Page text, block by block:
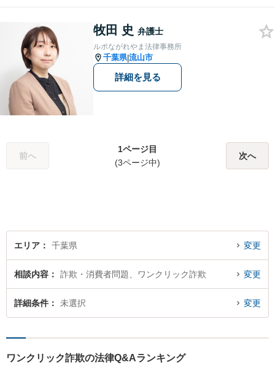
と連携し、税務・登記もワン
ストップで対応可」【休日・
夜間相談可】
牧田 史 弁護士
ルポながれやま法律事務所
千葉県|流山市
詳細を見る
前へ
1ページ目
(3ページ中)
次へ
エリア 千葉県 変更
相談内容 詐欺・消費者問題、ワンクリック詐欺 変更
詳細条件 未選択 変更
ワンクリック詐欺の法律Q&Aランキング